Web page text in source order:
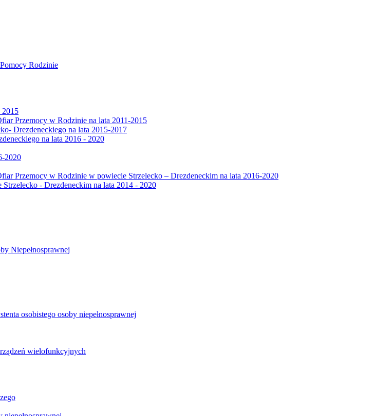
Rodzinie
2015
Przemocy w Rodzinie na lata 2011-2015
Drezdeneckiego na lata 2015-2017
na lata 2016 - 2020
2020
Przemocy w Rodzinie w powiecie Strzelecko – Drezdeneckim na lata 2016-2020
- Drezdeneckim na lata 2014 - 2020
Niepełnosprawnej
osobistego osoby niepełnosprawnej
wielofunkcyjnych